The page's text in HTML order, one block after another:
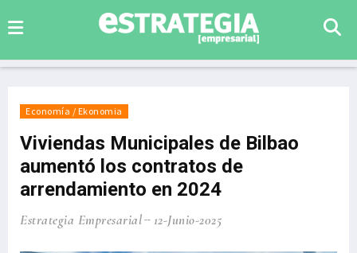
Economía / Ekonomia
Viviendas Municipales de Bilbao
aumentó los contratos de
arrendamiento en 2024
Estrategia Empresarial 12-Junio-2025